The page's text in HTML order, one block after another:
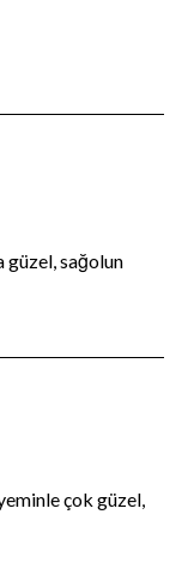
güzel, sağolun
çok güzel,